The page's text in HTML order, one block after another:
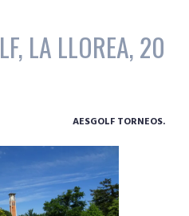
LA LLOREA, 20
AESGOLF TORNEOS.